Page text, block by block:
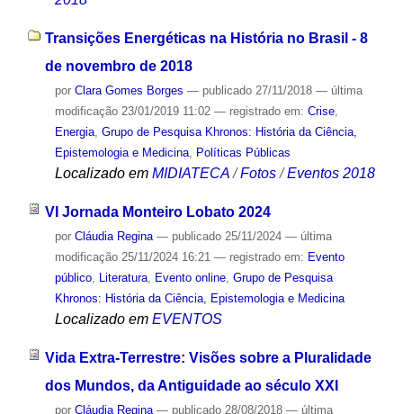
Transições Energéticas na História no Brasil - 8
de novembro de 2018
por Clara Gomes Borges — publicado27/11/2018 — última
modificação23/01/2019 11:02 — registrado em: Crise,
Energia, Grupo de Pesquisa Khronos: História da Ciência,
Epistemologia e Medicina, Políticas Públicas
Localizado em MIDIATECA /Fotos /Eventos 2018
VI Jornada Monteiro Lobato 2024
por Cláudia Regina — publicado25/11/2024 — última
modificação25/11/2024 16:21 — registrado em: Evento
público, Literatura, Evento online, Grupo de Pesquisa
Khronos: História da Ciência, Epistemologia e Medicina
Localizado em EVENTOS
Vida Extra-Terrestre: Visões sobre a Pluralidade
dos Mundos, da Antiguidade ao século XXI
por Cláudia Regina — publicado28/08/2018 — última